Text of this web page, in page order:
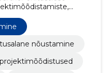
projektide,
ja ehitusprojekti
nõustamine
projektimõõdistused